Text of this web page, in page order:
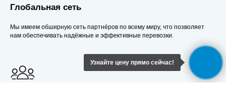
Узнайте цену прямо сейчас!
Глобальная сеть
Мы имеем обширную сеть партнёров по всему миру, что позволяет
нам обеспечивать надёжные и эффективные перевозки.